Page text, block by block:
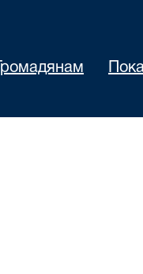
Громадянам